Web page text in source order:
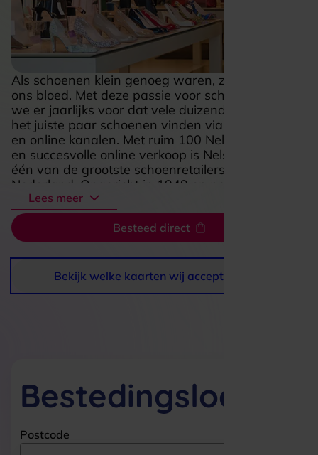
Als schoenen klein genoeg waren, zaten ze in
ons bloed. Met deze passie voor schoenen zorgen
we er jaarlijks voor dat vele duizenden klanten
het juiste paar schoenen vinden via onze winkels
en online kanalen. Met ruim 100 Nelson winkels
en succesvolle online verkoop is Nelson Schoenen
één van de grootste schoenretailers van
Nederland. Opgericht in 1949 en nog altijd een
vooruitstrevend en ambitieus familiebedrijf.
Lees meer
Besteed direct
Bekijk welke kaarten wij accepteren
Bestedingslocaties
Postcode